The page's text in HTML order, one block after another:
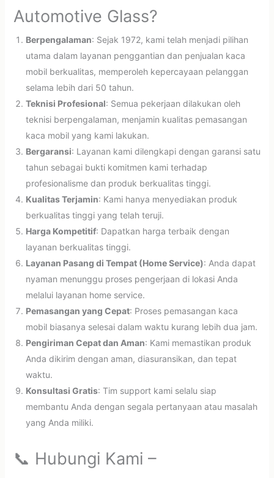
Automotive Glass?
Berpengalaman: Sejak 1972, kami telah menjadi pilihan
utama dalam layanan penggantian dan penjualan kaca
mobil berkualitas, memperoleh kepercayaan pelanggan
selama lebih dari 50 tahun.
Teknisi Profesional: Semua pekerjaan dilakukan oleh
teknisi berpengalaman, menjamin kualitas pemasangan
kaca mobil yang kami lakukan.
Bergaransi: Layanan kami dilengkapi dengan garansi satu
tahun sebagai bukti komitmen kami terhadap
profesionalisme dan produk berkualitas tinggi.
Kualitas Terjamin: Kami hanya menyediakan produk
berkualitas tinggi yang telah teruji.
Harga Kompetitif: Dapatkan harga terbaik dengan
layanan berkualitas tinggi.
Layanan Pasang di Tempat (Home Service): Anda dapat
nyaman menunggu proses pengerjaan di lokasi Anda
melalui layanan home service.
Pemasangan yang Cepat: Proses pemasangan kaca
mobil biasanya selesai dalam waktu kurang lebih dua jam.
Pengiriman Cepat dan Aman: Kami memastikan produk
Anda dikirim dengan aman, diasuransikan, dan tepat
waktu.
Konsultasi Gratis: Tim support kami selalu siap
membantu Anda dengan segala pertanyaan atau masalah
yang Anda miliki.
📞 Hubungi Kami –